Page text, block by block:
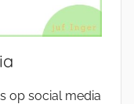
op social media